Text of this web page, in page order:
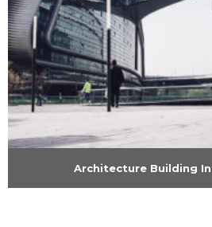
Architecture Building